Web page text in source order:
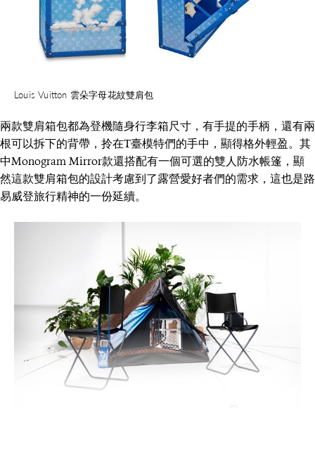
Louis Vuitton 雲朵字母花紋雙肩包
兩款雙肩箱包都為登機隨身行李箱尺寸，有手提的手柄，還有兩
根可以拆下的背帶，拎在T臺模特們的手中，顯得格外輕盈。其
中Monogram Mirror款還搭配有一個可選的雙人防水帳篷，顯
然這款雙肩箱包的設計考慮到了露營愛好者們的需求，這也是路
易威登旅行精神的一份延續。